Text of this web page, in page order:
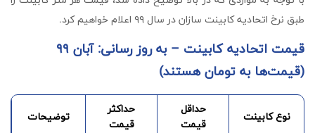
طبق نرخ اتحادیه کابینت سازان در سال ۹۹ اعلام خواهیم کرد.
قیمت اتحادیه کابینت – به روز رسانی: آبان ۹۹
(قیمت‌ها به تومان هستند)
نوع کابینت
حداقل
قیمت
حداکثر
قیمت
توضیحات